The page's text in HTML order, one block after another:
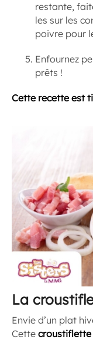
restante,
les sur les
poivre pour
Enfournez
prêts !
Cette recette est
La
Envie d’un plat
Cette croustiflette